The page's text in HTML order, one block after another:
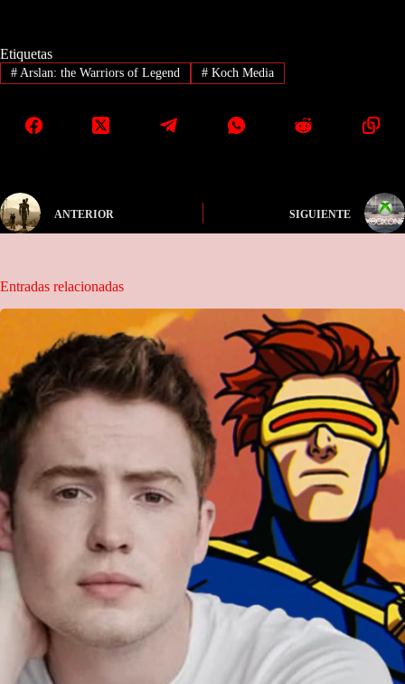
Etiquetas
#Arslan: the Warriors of Legend #Koch Media
ANTERIOR SIGUIENTE
Entradas relacionadas